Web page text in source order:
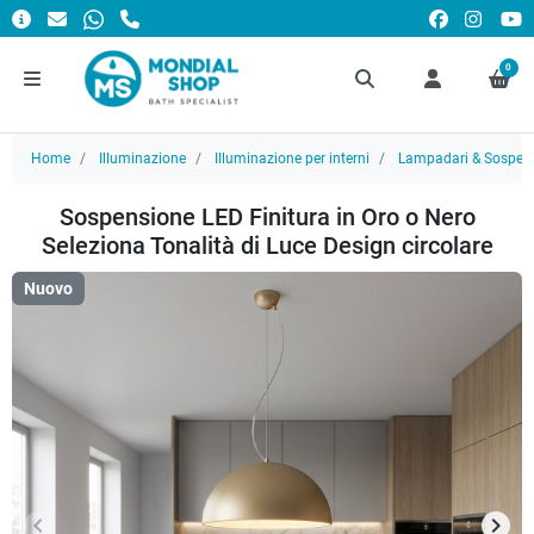
0
Home Illuminazione Illuminazione per interni Lampadari &
Sospensione LED Finitura in Oro o Nero
Seleziona Tonalità di Luce Design circolare
Nuovo
keyboard_arrow_left keyboard_arrow_right